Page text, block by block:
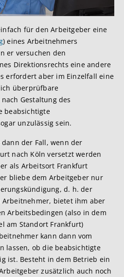
für den Arbeitgeber eine
) eines Arbeitnehmers
er versuchen den
Direktionsrechts eine andere
erfordert aber im Einzelfall eine
überprüfbare
Gestaltung des
beabsichtigte
unzulässig sein.
der Fall, wenn der
nach Köln versetzt werden
als Arbeitsort Frankfurt
bliebe dem Arbeitgeber nur
d. h. der
bietet ihm aber
Arbeitsbedingen (also in dem
am Standort Frankfurt)
kann dann vom
lassen, ob die beabsichtigte
ist. Besteht in dem Betrieb ein
zusätzlich auch noch